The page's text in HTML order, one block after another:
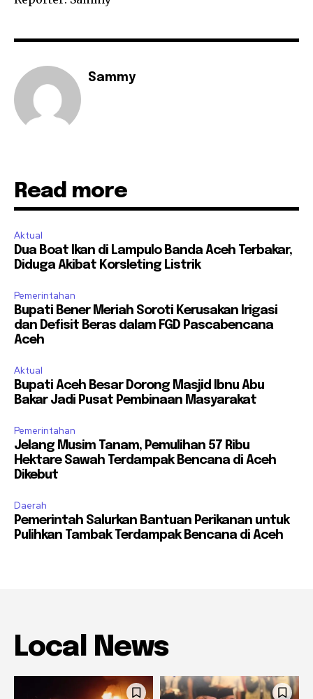
Sammy
Read more
Aktual
Dua Boat Ikan di Lampulo Banda Aceh Terbakar,
Diduga Akibat Korsleting Listrik
Pemerintahan
Bupati Bener Meriah Soroti Kerusakan Irigasi
dan Defisit Beras dalam FGD Pascabencana
Aceh
Aktual
Bupati Aceh Besar Dorong Masjid Ibnu Abu
Bakar Jadi Pusat Pembinaan Masyarakat
Pemerintahan
Jelang Musim Tanam, Pemulihan 57 Ribu
Hektare Sawah Terdampak Bencana di Aceh
Dikebut
Daerah
Pemerintah Salurkan Bantuan Perikanan untuk
Pulihkan Tambak Terdampak Bencana di Aceh
Local News